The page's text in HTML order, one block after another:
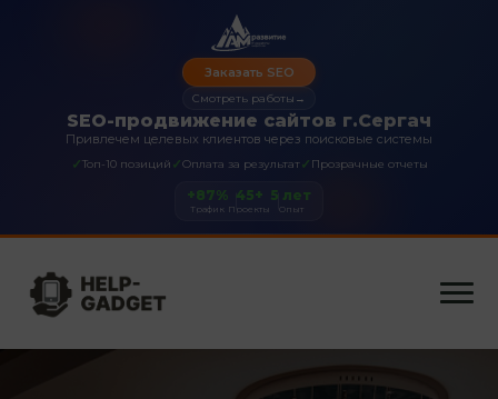
SEO-продвижение сайтов г.Сергач
Привлечем целевых клиентов через поисковые системы
✓Топ-10 позиций ✓Оплата за результат✓ Прозрачные отчеты
Заказать SEO
Смотреть работы →
+87%
Трафик
45+
Проекты
5 лет
Опыт